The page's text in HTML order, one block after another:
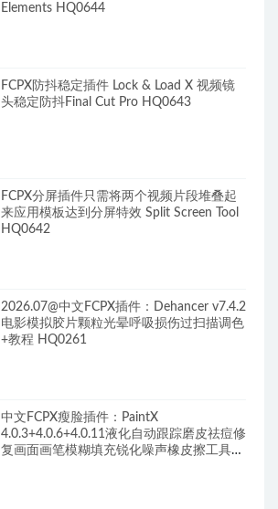
Elements HQ0644
FCPX防抖稳定插件 Lock & Load X 视频镜
头稳定防抖Final Cut Pro HQ0643
FCPX分屏插件只需将两个视频片段堆叠起
来应用模板达到分屏特效 Split Screen Tool
HQ0642
2026.07@中文FCPX插件：Dehancer v7.4.2
电影模拟胶片颗粒光晕呼吸损伤过扫描调色
+教程 HQ0261
中文FCPX瘦脸插件：PaintX
4.0.3+4.0.6+4.0.11液化自动跟踪磨皮祛痘修
复画面画笔模糊填充锐化噪声橡皮擦工具